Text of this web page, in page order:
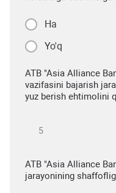
Ha
Yo'q
ATB "Asia Alliance
vazifasini bajarish
yuz berish ehtimolini
ATB "Asia Alliance
jarayonining